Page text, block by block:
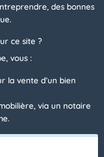
des bonnes
ce site ?
vous :
la vente d’un bien
via un notaire